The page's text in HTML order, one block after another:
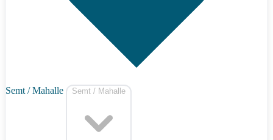
Semt / Mahalle Semt / Mahalle